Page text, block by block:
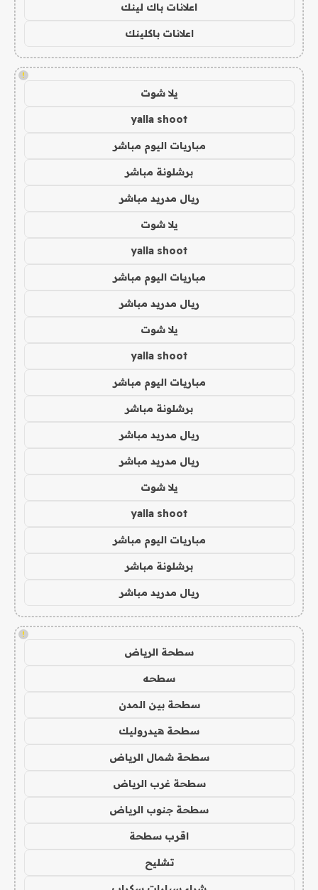
اعلانات باك لينك
اعلانات باكلينك
!
يلا شوت
yalla shoot
مباريات اليوم مباشر
برشلونة مباشر
ريال مدريد مباشر
يلا شوت
yalla shoot
مباريات اليوم مباشر
ريال مدريد مباشر
يلا شوت
yalla shoot
مباريات اليوم مباشر
برشلونة مباشر
ريال مدريد مباشر
ريال مدريد مباشر
يلا شوت
yalla shoot
مباريات اليوم مباشر
برشلونة مباشر
ريال مدريد مباشر
!
سطحة الرياض
سطحه
سطحة بين المدن
سطحة هيدروليك
سطحة شمال الرياض
سطحة غرب الرياض
سطحة جنوب الرياض
اقرب سطحة
تشليح